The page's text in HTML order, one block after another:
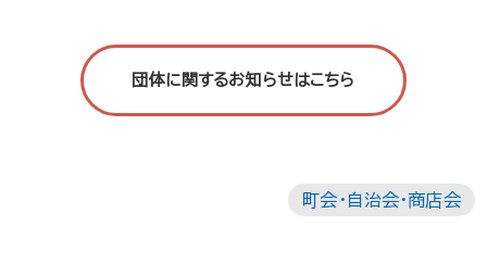
団体に関するお知らせはこちら
町会・自治会・商店会